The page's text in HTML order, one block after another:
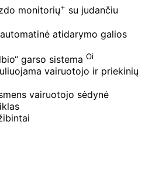
monitorių+ su judančiu
atidarymo galios
garso sistema Oi
vairuotojo ir priekinių
vairuotojo sėdynė